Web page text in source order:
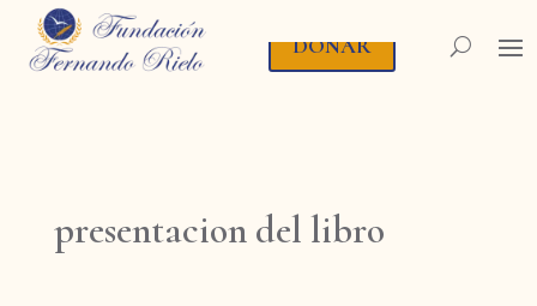
DONAR
presentacion del libro